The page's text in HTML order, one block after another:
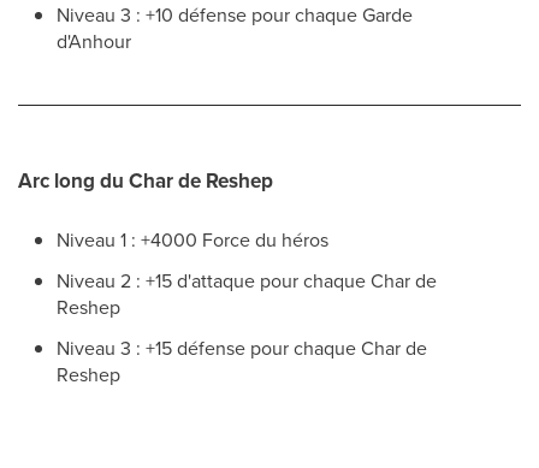
Niveau 3 : +10 défense pour chaque Garde
d'Anhour
Arc long du Char de Reshep
Niveau 1 : +4000 Force du héros
Niveau 2 : +15 d'attaque pour chaque Char de
Reshep
Niveau 3 : +15 défense pour chaque Char de
Reshep